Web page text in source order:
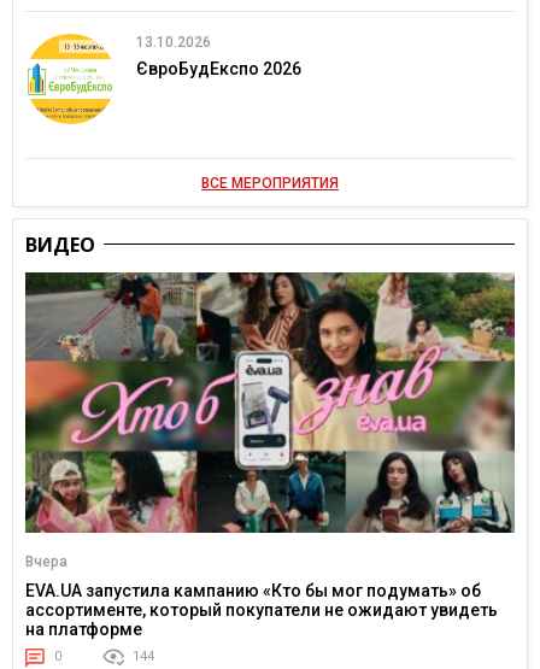
13.10.2026
ЄвроБудЕкспо 2026
ВСЕ МЕРОПРИЯТИЯ
ВИДЕО
Вчера
EVA.UA запустила кампанию «Кто бы мог подумать» об
ассортименте, который покупатели не ожидают увидеть
на платформе
0 144